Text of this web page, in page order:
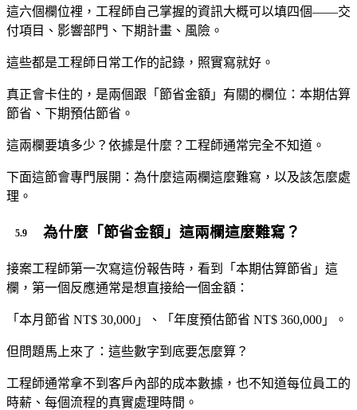
這六個欄位裡，工程師自己掌握的資訊大概可以填四個——交
付項目、影響部門、下期計畫、風險。
這些都是工程師日常工作的記錄，照實寫就好。
真正會卡住的，是兩個跟「節省金額」有關的欄位：本期估算
節省、下期預估節省。
這兩欄要填多少？依據是什麼？工程師通常完全不知道。
下面這節會專門展開：為什麼這兩欄這麼難寫，以及該怎麼處
理。
為什麼「節省金額」這兩欄這麼難寫？
接案工程師第一次寫這份報告時，看到「本期估算節省」這
欄，第一個反應通常是想直接給一個金額：
「本月節省 NT$ 30,000」、「年度預估節省 NT$ 360,000」。
但問題馬上來了：這些數字到底要怎麼算？
工程師通常拿不到客戶內部的成本數據，也不知道每位員工的
時薪、每個流程的真實處理時間。